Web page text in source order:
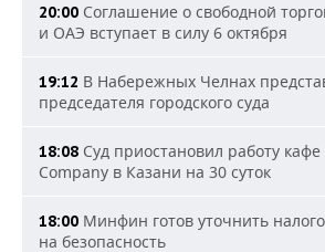
20:00 Соглашение о свободной
и ОАЭ вступает в силу 6 октября
19:12 В Набережных Челнах
председателя городского суда
18:08 Суд приостановил работу
Company в Казани на 30 суток
18:00 Минфин готов уточнить
на безопасность